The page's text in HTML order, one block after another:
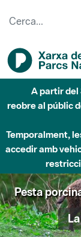
A partir del
reobre al públic
Temporalment,
accedir amb
Pesta